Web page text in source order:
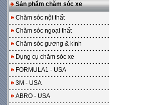
Sản phẩm chăm sóc xe
Chăm sóc nội thất
Chăm sóc ngoại thất
Chăm sóc gương & kính
Dụng cụ chăm sóc xe
FORMULA1 - USA
3M - USA
ABRO - USA